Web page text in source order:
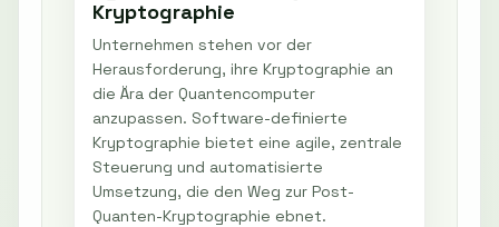
Kryptographie
Unternehmen stehen vor der
Herausforderung, ihre Kryptographie an
die Ära der Quantencomputer
anzupassen. Software-definierte
Kryptographie bietet eine agile, zentrale
Steuerung und automatisierte
Umsetzung, die den Weg zur Post-
Quanten-Kryptographie ebnet.